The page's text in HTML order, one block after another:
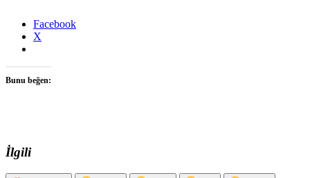
Facebook
X
Bunu beğen:
İlgili